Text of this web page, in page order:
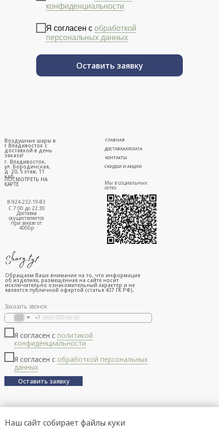
конфиденциальности
Я согласен с обработкой
персональных данных
Оставить заявку
г. Владивосток,
ул. Бородинская,
д. 20, 5 этаж, 11
каб.
ПОСМОТРЕТЬ НА
КАРТЕ
ГЛАВНАЯ
ДОСТАВКА/ОПЛАТА
СКИДКИ И АКЦИИ
КОНТАКТЫ
8-924-232-19-83
С 7:00 до 22:30
Доставка
осуществляется
при заказе от
4000р
Воздушные шары в
г.Владивосток с
доставкой в день
заказа!
Мы в социальных
сетях
Заказать звонок
+7
Я согласен с политикой
конфиденциальности
Я согласен с обработкой персональных
данных
Оставить заявку
Обращаем Ваше внимание на то, что информация
об изделиях, размещённая на сайте носит
исключительно ознакомительный характер и не
является публичной офертой (статья 437 ГК РФ),
Наш сайт собирает файлы куки